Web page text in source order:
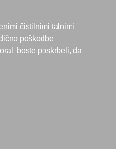
čistilnimi talnimi
poškodbe
boste poskrbeli, da